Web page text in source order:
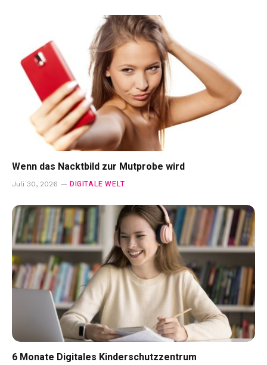
Wenn das Nacktbild zur Mutprobe wird
Juli 30, 2026 DIGITALE WELT
6 Monate Digitales Kinderschutzzentrum